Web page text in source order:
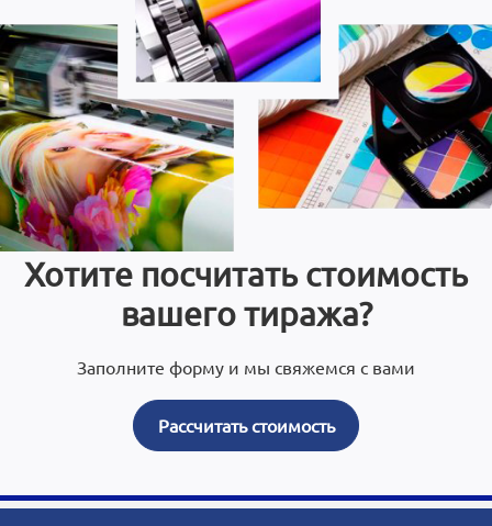
Хотите посчитать стоимость
вашего тиража?
Заполните форму и мы свяжемся с вами
Рассчитать стоимость